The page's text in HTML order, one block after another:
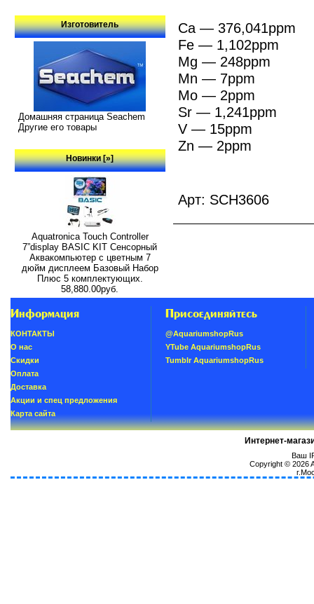
Изготовитель
Домашняя страница Seachem
Другие его товары
Новинки [»]
Aquatronica Touch Controller
7”display BASIC KIT Сенсорный
Аквакомпьютер с цветным 7
дюйм дисплеем Базовый Набор
Плюс 5 комплектующих.
58,880.00руб.
Ca — 376,041ppm
Fe — 1,102ppm
Mg — 248ppm
Mn — 7ppm
Mo — 2ppm
Sr — 1,241ppm
V — 15ppm
Zn — 2ppm
Арт: SCH3606
Информация
КОНТАКТЫ
О нас
Скидки
Oплатa
Доставка
Акции и спец предложения
Карта сайта
Присоединяйтесь
@AquariumshopRus
YTube AquariumshopRus
Tumblr AquariumshopRus
Интернет-
Ваш
Copyright © 2026